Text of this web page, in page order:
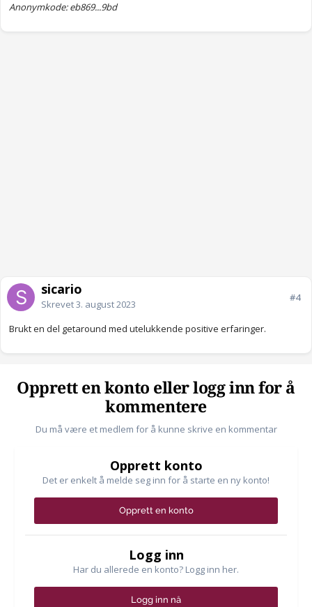
Anonymkode: eb869...9bd
sicario
Skrevet3. august 2023
#4
Brukt en del getaround med utelukkende positive erfaringer.
Opprett en konto eller logg inn for å
kommentere
Du må være et medlem for å kunne skrive en kommentar
Opprett konto
Det er enkelt å melde seg inn for å starte en ny konto!
Opprett en konto
Logg inn
Har du allerede en konto? Logg inn her.
Logg inn nå